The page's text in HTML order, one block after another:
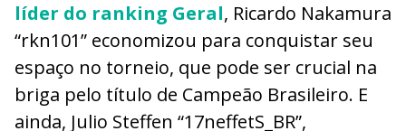
líder do ranking Geral, Ricardo Nakamura
“rkn101” economizou para conquistar seu
espaço no torneio, que pode ser crucial na
briga pelo título de Campeão Brasileiro. E
ainda, Julio Steffen “17neffetS_BR”,